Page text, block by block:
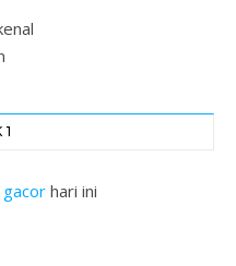
1
hari ini